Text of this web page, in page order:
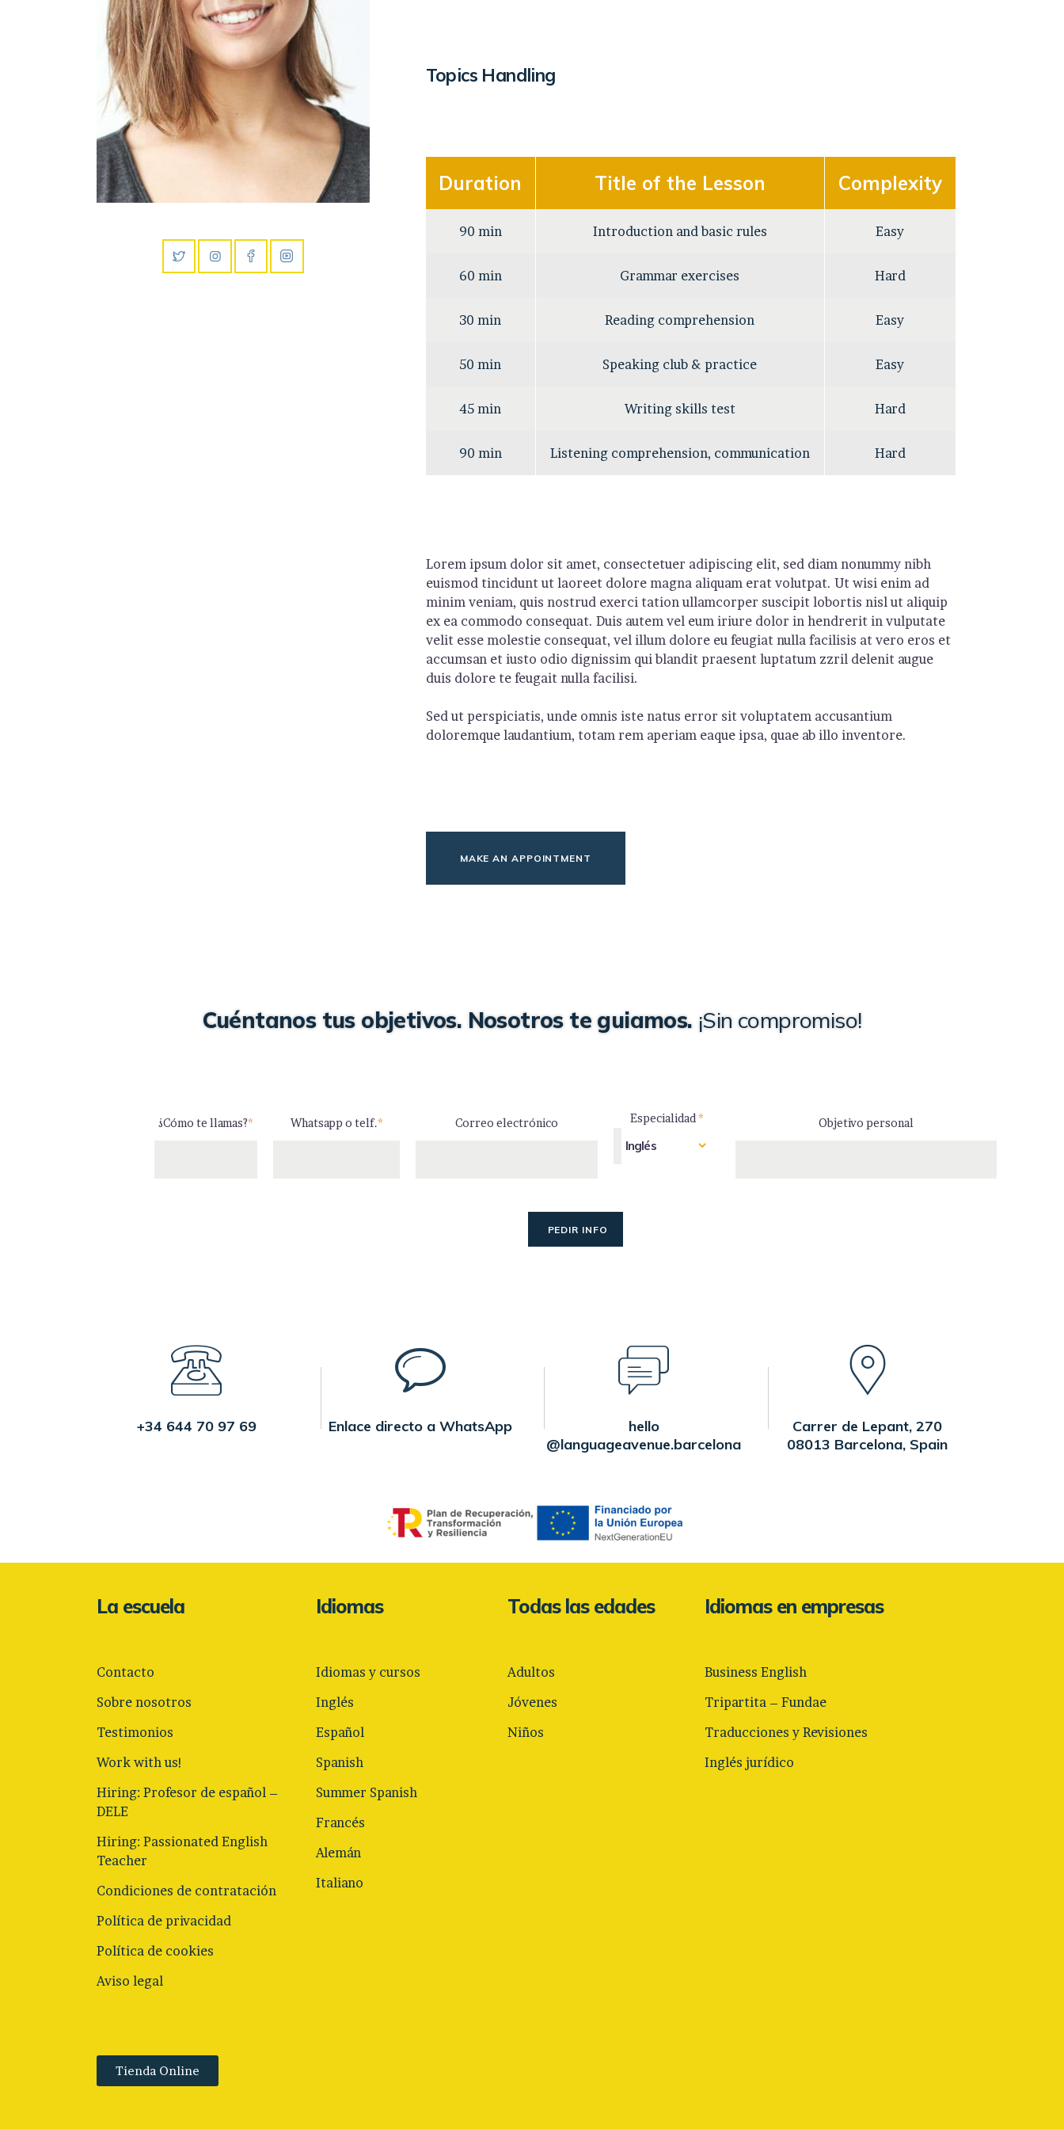
Topics Handling
Duration Title of the Lesson Complexity
90 min Introduction and basic rules Easy
60 min Grammar exercises Hard
30 min Reading comprehension Easy
50 min Speaking club & practice Easy
45 min Writing skills test Hard
90 min Listening comprehension, communication Hard
Lorem ipsum dolor sit amet, consectetuer adipiscing elit, sed diam nonummy nibh
euismod tincidunt ut laoreet dolore magna aliquam erat volutpat. Ut wisi enim ad
minim veniam, quis nostrud exerci tation ullamcorper suscipit lobortis nisl ut aliquip
ex ea commodo consequat. Duis autem vel eum iriure dolor in hendrerit in vulputate
velit esse molestie consequat, vel illum dolore eu feugiat nulla facilisis at vero eros et
accumsan et iusto odio dignissim qui blandit praesent luptatum zzril delenit augue
duis dolore te feugait nulla facilisi.
Sed ut perspiciatis, unde omnis iste natus error sit voluptatem accusantium
doloremque laudantium, totam rem aperiam eaque ipsa, quae ab illo inventore.
MAKE AN APPOINTMENT
Cuéntanos tus objetivos. Nosotros te guiamos. ¡Sin compromiso!
¿Cómo te llamas?* Whatsapp o telf.* Correo electrónico Especialidad * Objetivo personal
+34 644 70 97 69 Enlace directo a WhatsApp
hello
@languageavenue.barcelona
Carrer de Lepant, 270
08013 Barcelona, Spain
La escuela
Contacto
Sobre nosotros
Testimonios
Work with us!
Hiring: Profesor de español –
DELE
Hiring: Passionated English
Teacher
Condiciones de contratación
Política de privacidad
Política de cookies
Aviso legal
Tienda Online
Idiomas
Idiomas y cursos
Inglés
Español
Spanish
Summer Spanish
Francés
Alemán
Italiano
Todas las edades
Adultos
Jóvenes
Niños
Idiomas en empresas
Business English
Tripartita – Fundae
Traducciones y Revisiones
Inglés jurídico